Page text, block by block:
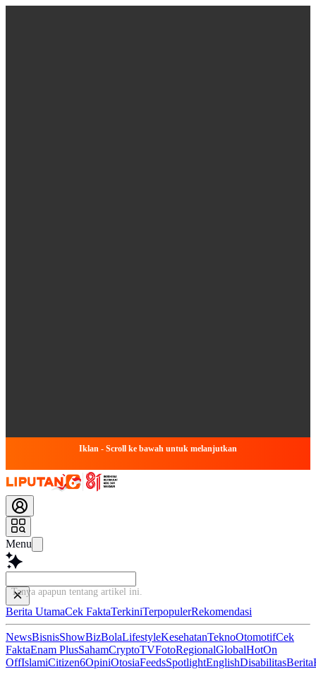
Iklan - Scroll ke bawah untuk melanjutkan
Menu
Tanya apapun tentang artikel ini
Berita UtamaCek FaktaTerkiniTerpopulerRekomendasi
NewsBisnisShowBizBolaLifestyleKesehatanTeknoOtomotifCek
FaktaEnam PlusSahamCryptoTVFotoRegionalGlobalHotOn
OffIslamiCitizen6OpiniOtosiaFeedsSpotlightEnglishDisabilitasBerita